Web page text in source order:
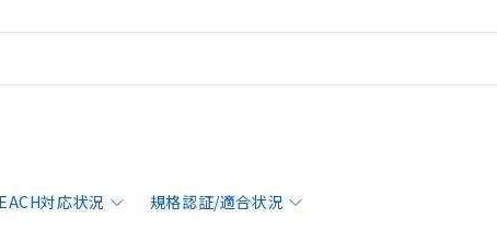
対応状況 規格認証/適合状況